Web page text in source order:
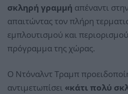
σκληρή γραμμή απέναντι
απαιτώντας τον πλήρη
εμπλουτισμού και
πρόγραμμα της χώρας.
Ο Ντόναλντ Τραμπ
αντιμετωπίσει «κάτι πολύ